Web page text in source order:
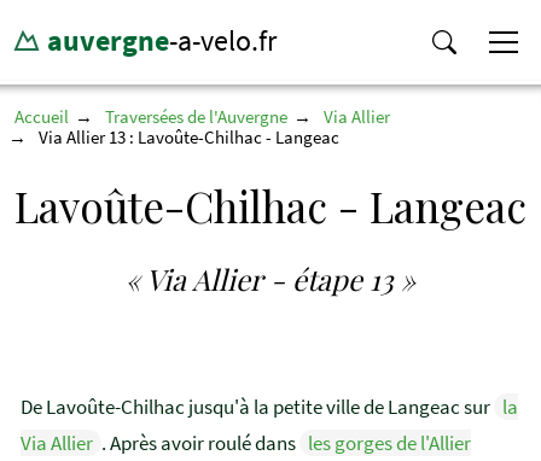
auvergne-a-velo.fr
Accueil Traversées de l'Auvergne
Via Allier
Via Allier 13 : Lavoûte-Chilhac - Langeac
Lavoûte-Chilhac - Langeac
« Via Allier - étape 13 »
De Lavoûte-Chilhac jusqu'à la petite ville de Langeac sur la
Via Allier . Après avoir roulé dans les gorges de l'Allier